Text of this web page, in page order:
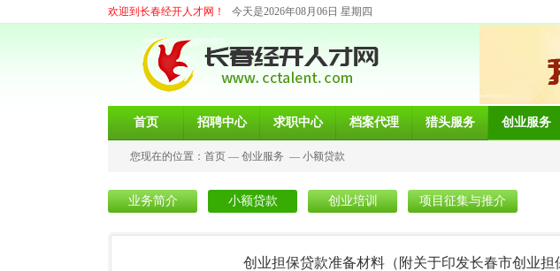
欢迎到长春经开人才网！ 今天是2026年08月06日 星期四
首页 招聘中心 求职中心 档案代理 猎头服务 创业服务
您现在的位置： 首页 — 创业服务 — 小额贷款
业务简介 小额贷款 创业培训 项目征集与推介
创业担保贷款准备材料（附关于印发长春市创业担